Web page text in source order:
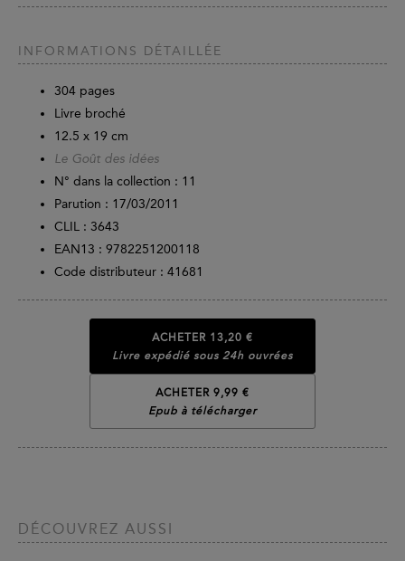
INFORMATIONS DÉTAILLÉE
304 pages
Livre broché
12.5 x 19 cm
Le Goût des idées
N° dans la collection : 11
Parution : 17/03/2011
CLIL : 3643
EAN13 : 9782251200118
Code distributeur : 41681
ACHETER 13,20 €
Livre expédié sous 24h ouvrées
ACHETER 9,99 €
Epub à télécharger
DÉCOUVREZ AUSSI